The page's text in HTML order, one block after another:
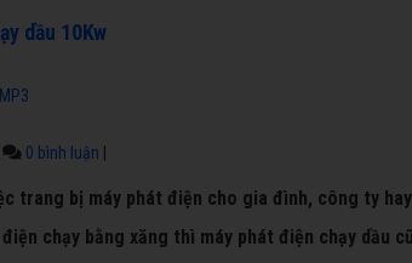
dầu 10Kw
0 bình luận
trang bị máy phát điện cho gia đình, công ty
chạy bằng xăng thì máy phát điện chạy dầu